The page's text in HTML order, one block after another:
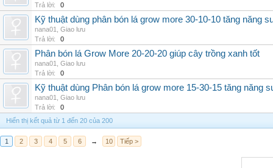
Trả lời:
0
Kỹ thuật dùng phân bón lá grow more 30-10-10 tăng năng
nana01
Giao lưu
Trả lời:
0
Phân bón lá Grow More 20-20-20 giúp cây trồng xanh tốt
nana01
Giao lưu
Trả lời:
0
Kỹ thuật dùng Phân bón lá grow more 15-30-15 tăng năng
nana01
Giao lưu
Trả lời:
0
Hiển thị kết quả từ 1 đến 20 của 200
1 2 3 4 5 6 → 10 Tiếp >